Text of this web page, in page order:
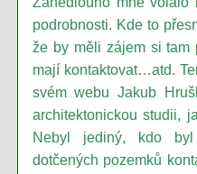
podrobnosti. Kde to
že by měli zájem si tam
mají kontaktovat…atd.
svém webu Jakub
architektonickou studii,
Nebyl jediný, kdo
dotčených pozemků